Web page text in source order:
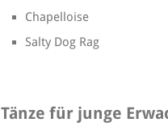
Chapelloise
Salty Dog Rag
Tänze für junge